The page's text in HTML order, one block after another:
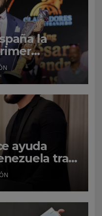
la
de
Cantabria
ayuda
tras